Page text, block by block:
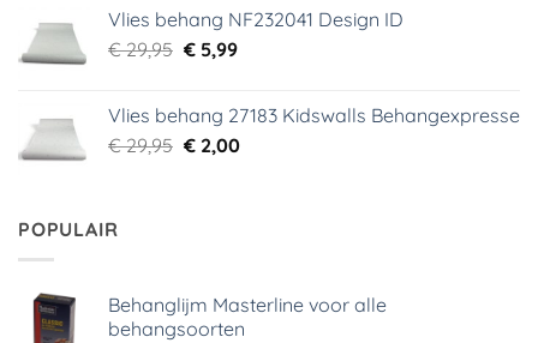
€ 29,95.€ 3,99.
Vlies behang NF232041 Design ID
€29,95 Oorspronkelijke
€ 29,95.
€5,99Huidige
€ 5,99.
Vlies behang 27183 Kidswalls Behangexpresse
€29,95 Oorspronkelijke
€2,00Huidige
POPULAIR
Behanglijm Masterline voor alle
behangsoorten